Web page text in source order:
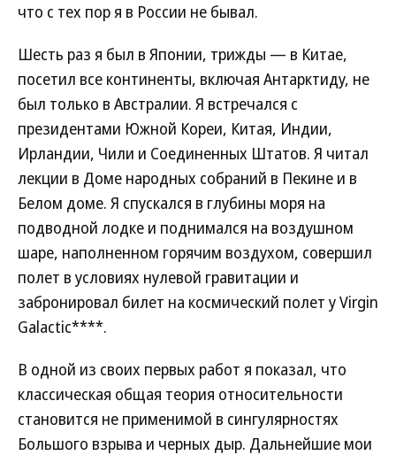
что с тех пор я в России не бывал.
Шесть раз я был в Японии, трижды — в Китае,
посетил все континенты, включая Антарктиду, не
был только в Австралии. Я встречался с
президентами Южной Кореи, Китая, Индии,
Ирландии, Чили и Соединенных Штатов. Я читал
лекции в Доме народных собраний в Пекине и в
Белом доме. Я спускался в глубины моря на
подводной лодке и поднимался на воздушном
шаре, наполненном горячим воздухом, совершил
полет в условиях нулевой гравитации и
забронировал билет на космический полет у Virgin
Galactic****.
В одной из своих первых работ я показал, что
классическая общая теория относительности
становится не применимой в сингулярностях
Большого взрыва и черных дыр. Дальнейшие мои